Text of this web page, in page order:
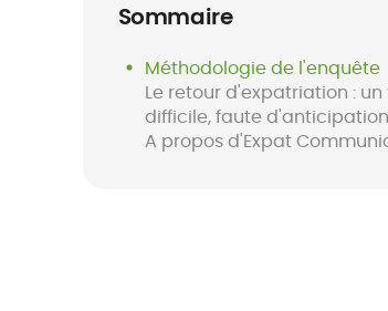
Assurance
Destinations
Application Easy
Sommaire
Méthodologie de l'enquête
Le retour d'expatriation :
difficile, faute
A propos d'Expat